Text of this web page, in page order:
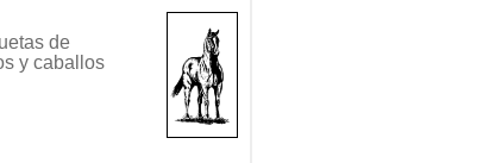
de
y caballos